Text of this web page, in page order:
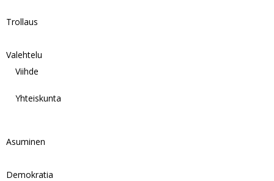
Trollaus
Valehtelu
Viihde
Yhteiskunta
Asuminen
Demokratia